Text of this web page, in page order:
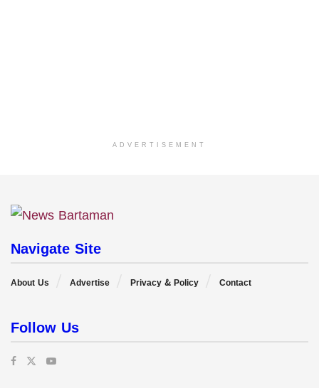
ADVERTISEMENT
Navigate Site
About Us Advertise Privacy & Policy Contact
Follow Us